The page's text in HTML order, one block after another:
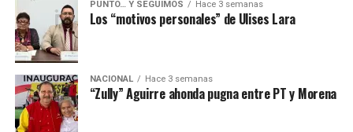
PUNTO… Y SEGUIMOS Hace 3 semanas
Los “motivos personales” de Ulises Lara
NACIONAL Hace 3 semanas
“Zully” Aguirre ahonda pugna entre PT y Morena